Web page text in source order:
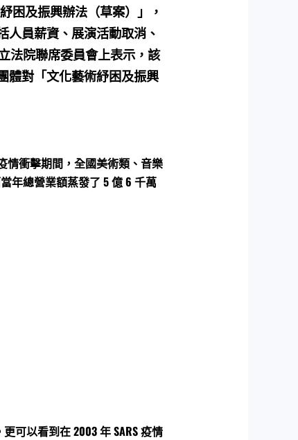
困及振興辦法（草案）」，
員薪資、展演活動取消、
法院聯席委員會上表示，該
體對「文化藝術紓困及振興
情衝擊期間，全國美術類、音樂
年總營業額蒸發了 5 億 6 千萬
可以看到在 2003 年 SARS 疫情